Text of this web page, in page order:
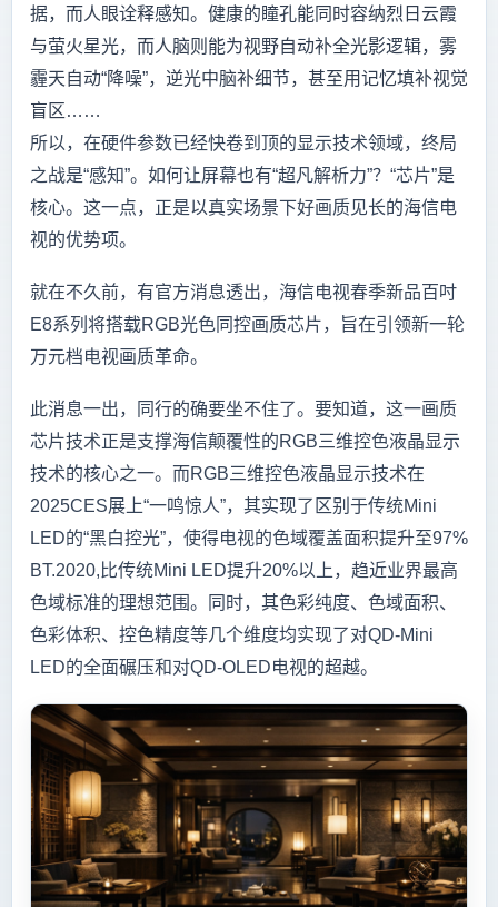
据，而人眼诠释感知。健康的瞳孔能同时容纳烈日云霞
与萤火星光，而人脑则能为视野自动补全光影逻辑，雾
霾天自动“降噪”，逆光中脑补细节，甚至用记忆填补视觉
盲区……
所以，在硬件参数已经快卷到顶的显示技术领域，终局
之战是“感知”。如何让屏幕也有“超凡解析力”？“芯片”是
核心。这一点，正是以真实场景下好画质见长的海信电
视的优势项。
就在不久前，有官方消息透出，海信电视春季新品百吋
E8系列将搭载RGB光色同控画质芯片，旨在引领新一轮
万元档电视画质革命。
此消息一出，同行的确要坐不住了。要知道，这一画质
芯片技术正是支撑海信颠覆性的RGB三维控色液晶显示
技术的核心之一。而RGB三维控色液晶显示技术在
2025CES展上“一鸣惊人”，其实现了区别于传统Mini
LED的“黑白控光”，使得电视的色域覆盖面积提升至97%
BT.2020,比传统Mini LED提升20%以上，趋近业界最高
色域标准的理想范围。同时，其色彩纯度、色域面积、
色彩体积、控色精度等几个维度均实现了对QD-Mini
LED的全面碾压和对QD-OLED电视的超越。